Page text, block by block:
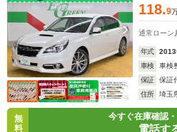
118.9
通常ローン
年式 2013
車検
車検
保証
保証
住所
埼玉
無
料
今すぐ在庫確認
電話す